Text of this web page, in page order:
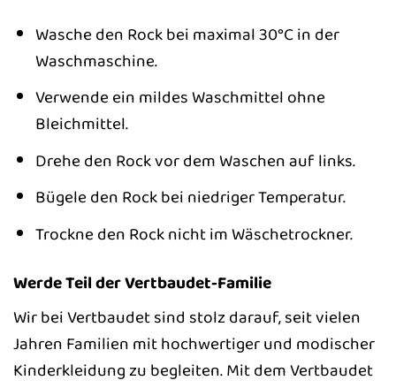
Wasche den Rock bei maximal 30°C in der
Waschmaschine.
Verwende ein mildes Waschmittel ohne
Bleichmittel.
Drehe den Rock vor dem Waschen auf links.
Bügele den Rock bei niedriger Temperatur.
Trockne den Rock nicht im Wäschetrockner.
Werde Teil der Vertbaudet-Familie
Wir bei Vertbaudet sind stolz darauf, seit vielen
Jahren Familien mit hochwertiger und modischer
Kinderkleidung zu begleiten. Mit dem Vertbaudet